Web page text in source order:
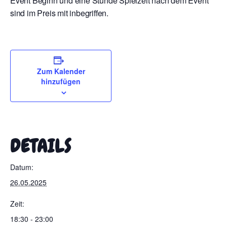
sind im Preis mit inbegriffen.
Zum Kalender
hinzufügen
DETAILS
Datum:
26.05.2025
Zeit:
18:30 - 23:00